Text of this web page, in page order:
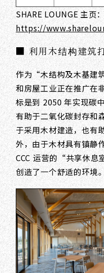
SHARE LOUNGE 主页：
https://
■ 利用木结构建筑
作为“木结构及木基建
和房屋工业正在推广在
标是到 2050 年实现碳
有助于二氧化碳封存和
于采用木材建造，也有
外，由于木材具有镇静
CCC 运营的“共享休
创造了一个舒适的环境